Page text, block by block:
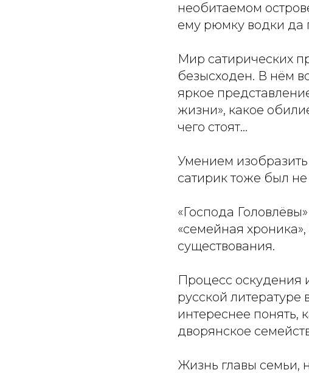
необитаемом
ему рюмку водки да
Мир сатирических
безысходен. В нём
яркое
жизни», какое
чего стоят...
Умением
сатирик тоже был
«Господа
«семейная
существования.
Процесс оскудения
русской литературе
интереснее понять,
дворянское
Жизнь главы семьи,